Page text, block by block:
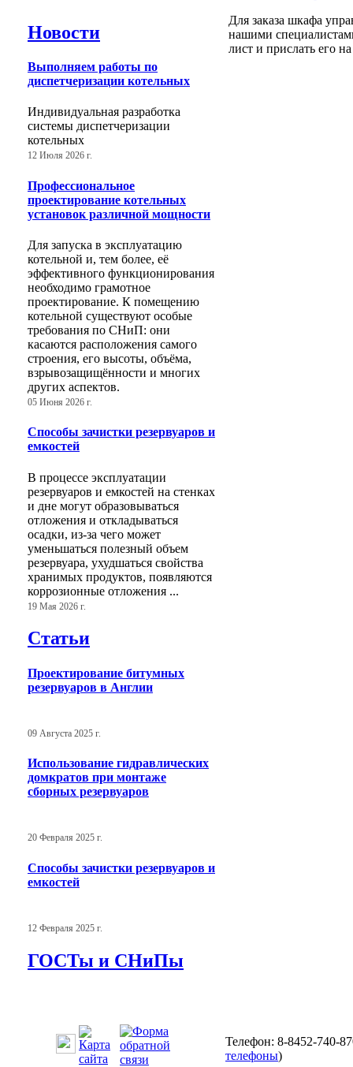
Новости
Выполняем работы по
диспетчеризации котельных
Индивидуальная разработка
системы диспетчеризации
котельных
12 Июля 2026 г.
Профессиональное
проектирование котельных
установок различной мощности
Для запуска в эксплуатацию
котельной и, тем более, её
эффективного функционирования
необходимо грамотное
проектирование. К помещению
котельной существуют особые
требования по СНиП: они
касаются расположения самого
строения, его высоты, объёма,
взрывозащищённости и многих
других аспектов.
05 Июня 2026 г.
Способы зачистки резервуаров и
емкостей
В процессе эксплуатации
резервуаров и емкостей на стенках
и дне могут образовываться
отложения и откладываться
осадки, из-за чего может
уменьшаться полезный объем
резервуара, ухудшаться свойства
хранимых продуктов, появляются
коррозионные отложения ...
19 Мая 2026 г.
Статьи
Проектирование битумных
резервуаров в Англии
09 Августа 2025 г.
Использование гидравлических
домкратов при монтаже
сборных резервуаров
20 Февраля 2025 г.
Способы зачистки резервуаров и
емкостей
12 Февраля 2025 г.
ГОСТы и СНиПы
Для заказа шкафа
нашими
лист и прислать его
Телефон: 8-8452-740-
телефоны)